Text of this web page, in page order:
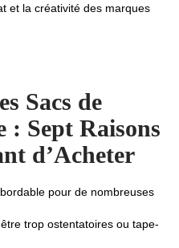
et la créativité des marques
Sacs de
: Sept Raisons
d’Acheter
pour de nombreuses
trop ostentatoires ou tape-